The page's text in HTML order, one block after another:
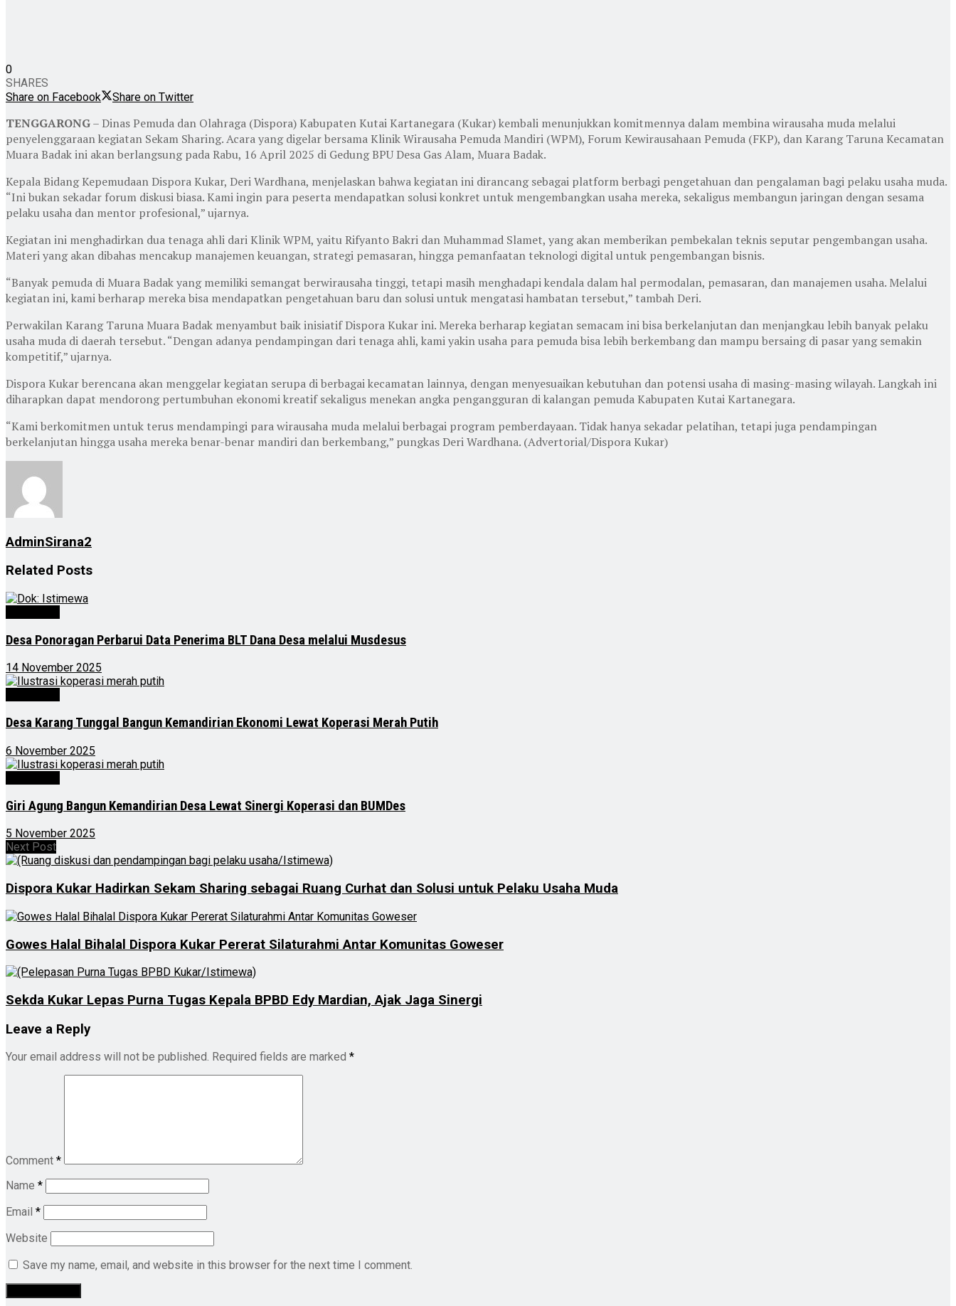
0
SHARES
Share on Facebook
Share on Twitter
TENGGARONG– Dinas Pemuda dan Olahraga (Dispora) Kabupaten Kutai Kartanegara (Kukar) kembali menunjukkan komitmennya dalam membina wirausaha muda melalui
penyelenggaraan kegiatan Sekam Sharing. Acara yang digelar bersama Klinik Wirausaha Pemuda Mandiri (WPM), Forum Kewirausahaan Pemuda (FKP), dan Karang Taruna Kecamatan
Muara Badak ini akan berlangsung pada Rabu, 16 April 2025 di Gedung BPU Desa Gas Alam, Muara Badak.
Kepala Bidang Kepemudaan Dispora Kukar, Deri Wardhana, menjelaskan bahwa kegiatan ini dirancang sebagai platform berbagi pengetahuan dan pengalaman bagi pelaku usaha muda.
“Ini bukan sekadar forum diskusi biasa. Kami ingin para peserta mendapatkan solusi konkret untuk mengembangkan usaha mereka, sekaligus membangun jaringan dengan sesama
pelaku usaha dan mentor profesional,” ujarnya.
Kegiatan ini menghadirkan dua tenaga ahli dari Klinik WPM, yaitu Rifyanto Bakri dan Muhammad Slamet, yang akan memberikan pembekalan teknis seputar pengembangan usaha.
Materi yang akan dibahas mencakup manajemen keuangan, strategi pemasaran, hingga pemanfaatan teknologi digital untuk pengembangan bisnis.
“Banyak pemuda di Muara Badak yang memiliki semangat berwirausaha tinggi, tetapi masih menghadapi kendala dalam hal permodalan, pemasaran, dan manajemen usaha. Melalui
kegiatan ini, kami berharap mereka bisa mendapatkan pengetahuan baru dan solusi untuk mengatasi hambatan tersebut,” tambah Deri.
Perwakilan Karang Taruna Muara Badak menyambut baik inisiatif Dispora Kukar ini. Mereka berharap kegiatan semacam ini bisa berkelanjutan dan menjangkau lebih banyak pelaku
usaha muda di daerah tersebut. “Dengan adanya pendampingan dari tenaga ahli, kami yakin usaha para pemuda bisa lebih berkembang dan mampu bersaing di pasar yang semakin
kompetitif,” ujarnya.
Dispora Kukar berencana akan menggelar kegiatan serupa di berbagai kecamatan lainnya, dengan menyesuaikan kebutuhan dan potensi usaha di masing-masing wilayah. Langkah ini
diharapkan dapat mendorong pertumbuhan ekonomi kreatif sekaligus menekan angka pengangguran di kalangan pemuda Kabupaten Kutai Kartanegara.
“Kami berkomitmen untuk terus mendampingi para wirausaha muda melalui berbagai program pemberdayaan. Tidak hanya sekadar pelatihan, tetapi juga pendampingan
berkelanjutan hingga usaha mereka benar-benar mandiri dan berkembang,” pungkas Deri Wardhana. (Advertorial/Dispora Kukar)
AdminSirana2
Related Posts
Desa Ponoragan Perbarui Data Penerima BLT Dana Desa melalui Musdesus
14 November 2025
Desa Karang Tunggal Bangun Kemandirian Ekonomi Lewat Koperasi Merah Putih
6 November 2025
Giri Agung Bangun Kemandirian Desa Lewat Sinergi Koperasi dan BUMDes
5 November 2025
Next Post
Dispora Kukar Hadirkan Sekam Sharing sebagai Ruang Curhat dan Solusi untuk Pelaku Usaha Muda
Gowes Halal Bihalal Dispora Kukar Pererat Silaturahmi Antar Komunitas Goweser
Sekda Kukar Lepas Purna Tugas Kepala BPBD Edy Mardian, Ajak Jaga Sinergi
Leave a Reply
Your email address will not be published. Required fields are marked *
Comment *
Name *
Email *
Website
Save my name, email, and website in this browser for the next time I comment.